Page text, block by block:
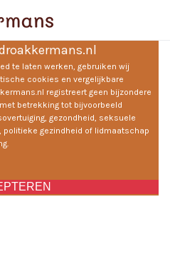
te laten werken, gebruiken wij
cookies en vergelijkbare
registreert geen bijzondere
betrekking tot bijvoorbeeld
gezondheid, seksuele
politieke gezindheid of lidmaatschap